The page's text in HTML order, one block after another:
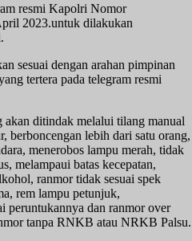
resmi Kapolri Nomor
2023.untuk dilakukan
sesuai dengan arahan pimpinan
tertera pada telegram resmi
ditindak melalui tilang manual
berboncengan lebih dari satu orang,
menerobos lampu merah, tidak
melampaui batas kecepatan,
ranmor tidak sesuai spek
rem lampu petunjuk,
peruntukannya dan ranmor over
tanpa RNKB atau NRKB Palsu.